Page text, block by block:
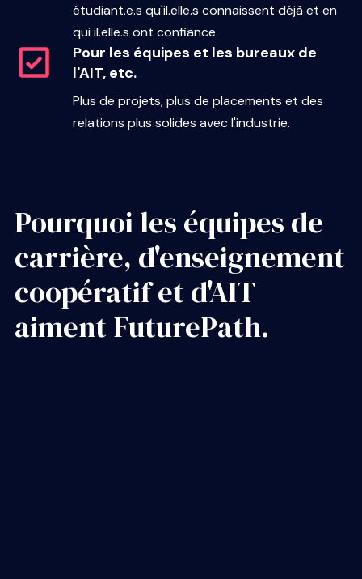
étudiant.e.s qu'il.elle.s connaissent déjà et en
qui il.elle.s ont confiance.
Pour les équipes et les bureaux de
l'AIT, etc.
Plus de projets, plus de placements et des
relations plus solides avec l'industrie.
Pourquoi les équipes de
carrière, d'enseignement
coopératif et d'AIT
aiment FuturePath.